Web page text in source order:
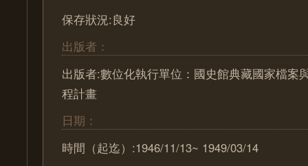
保存狀況:良好
出版者：
出版者:數位化執行單位：國史館典藏國家檔案
程計畫
日期：
時間（起迄）:1946/11/13~ 1949/03/14